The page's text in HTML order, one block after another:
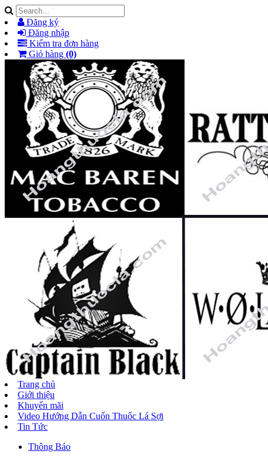
Đăng ký
Đăng nhập
Kiểm tra đơn hàng
Giỏ hàng (0)
Trang chủ
Giới thiệu
Khuyến mãi
Video Hướng Dẫn Cuốn Thuốc Lá Sợi
Tin Tức
Thông Báo